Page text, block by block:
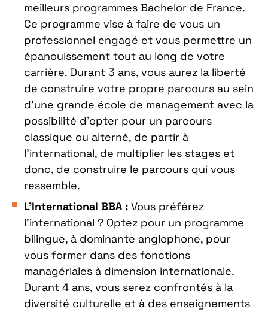
meilleurs programmes Bachelor de France.
Ce programme vise à faire de vous un
professionnel engagé et vous permettre un
épanouissement tout au long de votre
carrière. Durant 3 ans, vous aurez la liberté
de construire votre propre parcours au sein
d’une grande école de management avec la
possibilité d’opter pour un parcours
classique ou alterné, de partir à
l’international, de multiplier les stages et
donc, de construire le parcours qui vous
ressemble.
L’International BBA : Vous préférez
l’international ? Optez pour un programme
bilingue, à dominante anglophone, pour
vous former dans des fonctions
managériales à dimension internationale.
Durant 4 ans, vous serez confrontés à la
diversité culturelle et à des enseignements